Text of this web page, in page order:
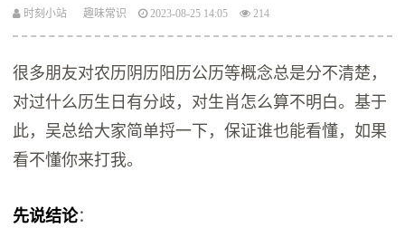
时刻小站 趣味常识 2023-08-25 14:05 214
很多朋友‬对农历阴历阳历公历等概念总是分不清楚，
对过什么‬历生日有分歧，对生肖怎么算不明白。基于
此，吴总‬给大家简单捋一下，保证谁也能看懂，如果
看不懂你来打我。
先说结论：